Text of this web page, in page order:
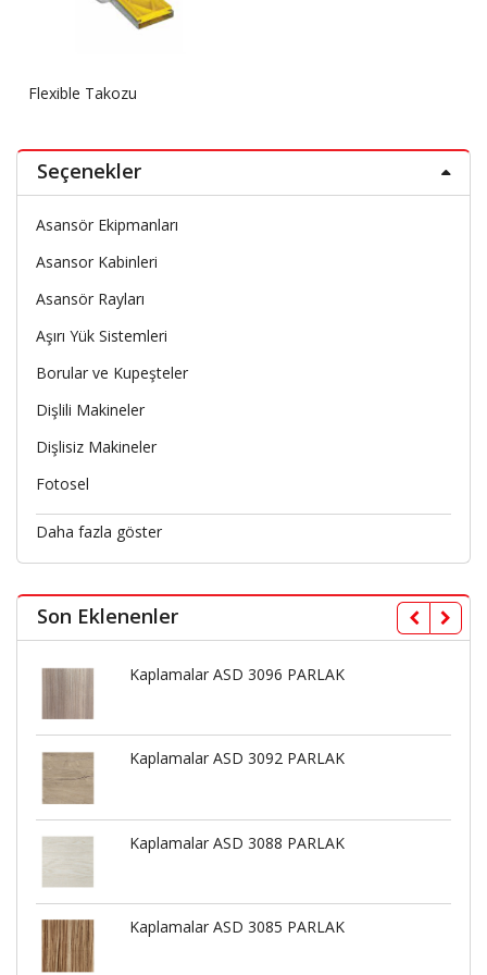
Flexible Takozu
Seçenekler
Asansör Ekipmanları
Asansor Kabinleri
Asansör Rayları
Aşırı Yük Sistemleri
Borular ve Kupeşteler
Dişlili Makineler
Dişlisiz Makineler
Fotosel
Daha fazla göster
Son Eklenenler
Kaplamalar ASD 3096 PARLAK
Kaplamalar ASD 3092 PARLAK
Kaplamalar ASD 3088 PARLAK
Kaplamalar ASD 3085 PARLAK